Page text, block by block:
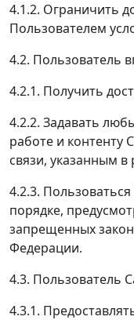
4.1.2. Ограничить
Пользователем
4.2. Пользователь
4.2.1. Получить
4.2.2. Задавать
работе и контенту
связи, указанным в
4.2.3.
порядке,
запрещенных
Федерации.
4.3. Пользователь
4.3.1.